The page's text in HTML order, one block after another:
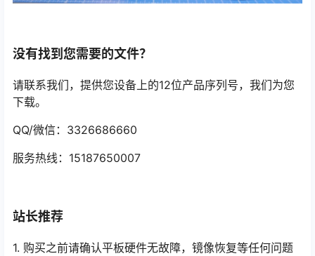
没有找到您需要的文件？
请联系我们，提供您设备上的12位产品序列号，我们为您
下载。
QQ/微信：3326686660
服务热线：15187650007
站长推荐
1. 购买之前请确认平板硬件无故障，镜像恢复等任何问题